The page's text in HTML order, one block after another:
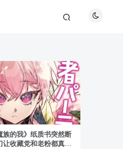
族的我》纸质书突然断
收藏党和老粉都真慌